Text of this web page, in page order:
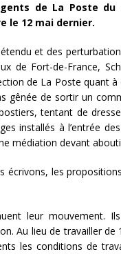
de La Poste
le 12 mai dernier.
étendu et des
de Fort-de-France,
de La Poste quant
gênée de sortir un
tentant de
installés à l’entrée
médiation devant
écrivons, les
leur mouvement.
Au lieu de travailler
les conditions de